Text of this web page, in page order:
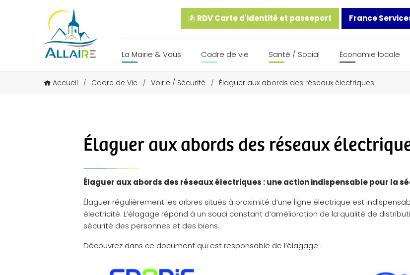
RDV Carte d'identité et passeport France
La Mairie & Vous Cadre de vie Santé / Social Économie locale
Accueil / Cadre de Vie / Voirie / Sécurité / Élaguer aux abords des réseaux électriques
Élaguer aux abords des réseaux
Élaguer aux abords des réseaux électriques : une action indispensable pour la
Élaguer régulièrement les arbres situés à proximité d’une ligne électrique est
électricité. L’élagage répond à un souci constant d’amélioration de la qualité de
sécurité des personnes et des biens.
Découvrez dans ce document qui est responsable de l’élagage :